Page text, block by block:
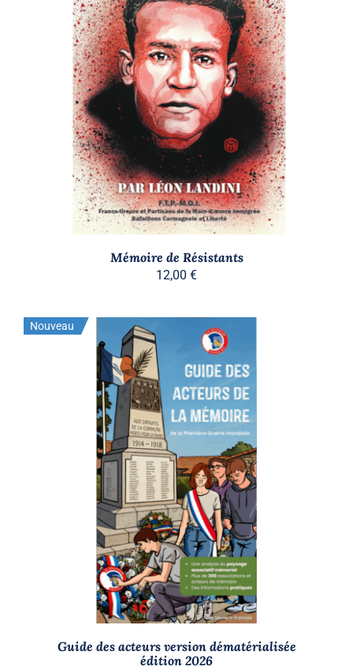
AJOUTER AU PANIER
/
DÉTAILS
Mémoire de Résistants
12,00 €
Nouveau
DÉTAILS
Guide des acteurs version dématérialisée
édition 2026